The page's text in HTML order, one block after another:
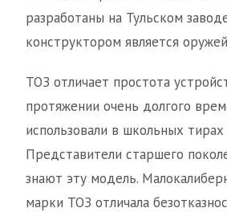
разработаны на Тульском
конструктором является
ТОЗ отличает простота
протяжении очень долгого
использовали в школьных
Представители старшего
знают эту модель.
марки ТОЗ отличала